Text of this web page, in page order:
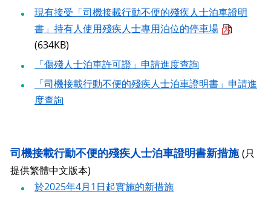
現有接受「司機接載行動不便的殘疾人士泊車證明
書」持有人使用殘疾人士專用泊位的停車場
(634KB)
「傷殘人士泊車許可證」申請進度查詢
「司機接載行動不便的殘疾人士泊車證明書」申請進
度查詢
司機接載行動不便的殘疾人士泊車證明書新措施(只
提供繁體中文版本)
於2025年4月1日起實施的新措施